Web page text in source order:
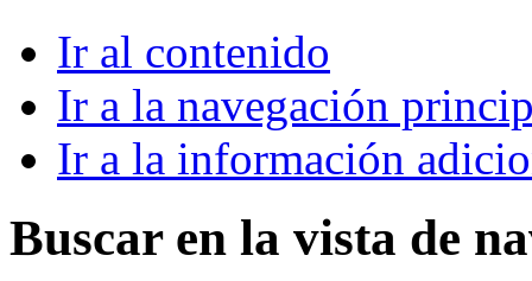
Ir al contenido
Ir a la navegación
Ir a la información
Buscar en la vista de